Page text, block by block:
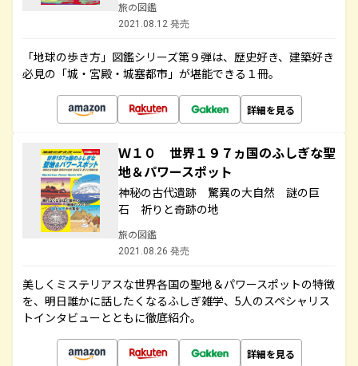
旅の図鑑
2021.08.12 発売
「地球の歩き方」図鑑シリーズ第９弾は、歴史好き、建築好き
必見の「城・宮殿・城塞都市」が堪能できる１冊。
詳細を見る
Ｗ１０ 世界１９７ヵ国のふしぎな聖
地＆パワースポット
神秘の古代遺跡 驚異の大自然 謎の巨
石 祈りと奇跡の地
旅の図鑑
2021.08.26 発売
美しくミステリアスな世界各国の聖地＆パワースポットの特徴
を、明日誰かに話したくなるふしぎ雑学、5人のスペシャリス
トインタビューとともに徹底紹介。
詳細を見る